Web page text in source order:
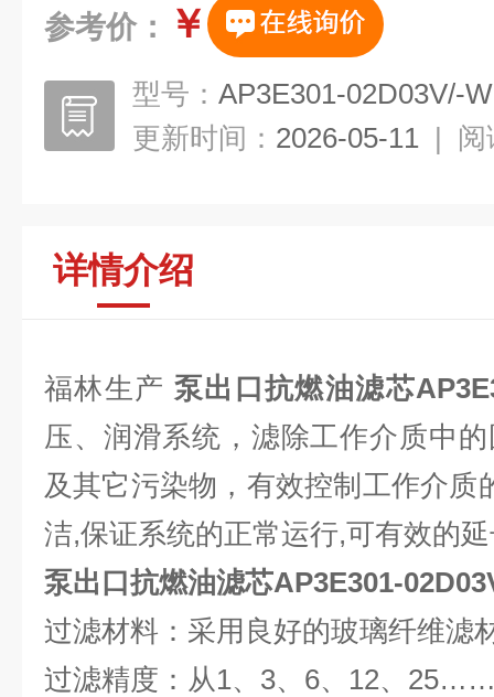
参考价： ￥
型号： AP3E301-02D03V/-W
更新时间： 2026-05-11 | 阅
详情介绍
福林生产 泵出口抗燃油滤芯
压、润滑系统，滤除工作介质中
及其它污染物，有效控制工作介质
洁,保证系统的正常运行,可有效的
泵出口抗燃油滤芯AP3E301-
过滤材料：采用良好的玻璃纤维滤
过滤精度：从1、3、6、12、